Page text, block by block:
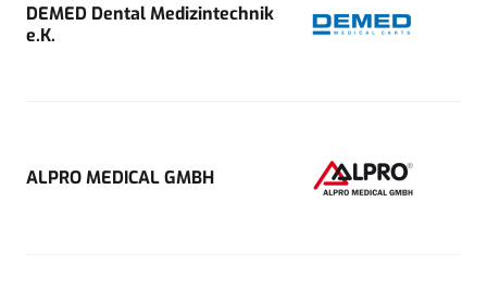
DEMED Dental Medizintechnik
e.K.
ALPRO MEDICAL GMBH